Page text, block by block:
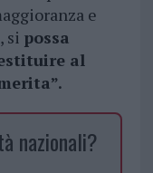
e
si possa
al
nazionali?